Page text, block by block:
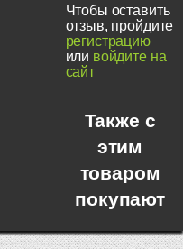
Чтобы оставить
отзыв, пройдите
регистрацию
или войдите на
сайт
Также с
этим
товаром
покупают